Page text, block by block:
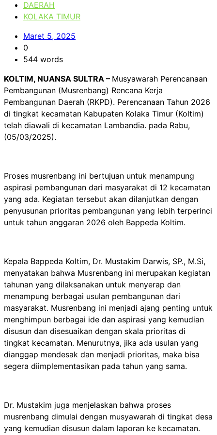
DAERAH
KOLAKA TIMUR
Maret 5, 2025
0
544 words
KOLTIM, NUANSA SULTRA – Musyawarah Perencanaan
Pembangunan (Musrenbang) Rencana Kerja
Pembangunan Daerah (RKPD). Perencanaan Tahun 2026
di tingkat kecamatan Kabupaten Kolaka Timur (Koltim)
telah diawali di kecamatan Lambandia. pada Rabu,
(05/03/2025).
Proses musrenbang ini bertujuan untuk menampung
aspirasi pembangunan dari masyarakat di 12 kecamatan
yang ada. Kegiatan tersebut akan dilanjutkan dengan
penyusunan prioritas pembangunan yang lebih terperinci
untuk tahun anggaran 2026 oleh Bappeda Koltim.
Kepala Bappeda Koltim, Dr. Mustakim Darwis, SP., M.Si,
menyatakan bahwa Musrenbang ini merupakan kegiatan
tahunan yang dilaksanakan untuk menyerap dan
menampung berbagai usulan pembangunan dari
masyarakat. Musrenbang ini menjadi ajang penting untuk
menghimpun berbagai ide dan aspirasi yang kemudian
disusun dan disesuaikan dengan skala prioritas di
tingkat kecamatan. Menurutnya, jika ada usulan yang
dianggap mendesak dan menjadi prioritas, maka bisa
segera diimplementasikan pada tahun yang sama.
Dr. Mustakim juga menjelaskan bahwa proses
musrenbang dimulai dengan musyawarah di tingkat desa
yang kemudian disusun dalam laporan ke kecamatan.